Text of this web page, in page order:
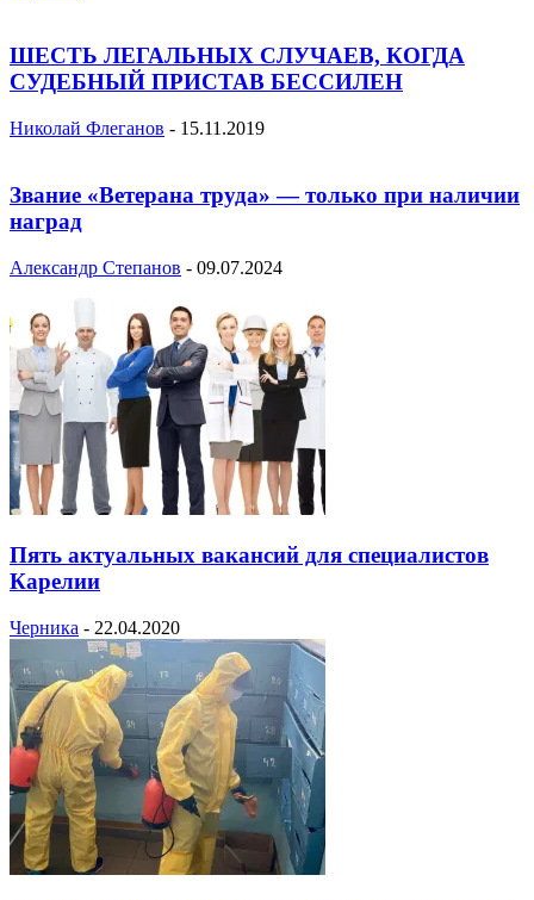
ШЕСТЬ ЛЕГАЛЬНЫХ СЛУЧАЕВ, КОГДА
СУДЕБНЫЙ ПРИСТАВ БЕССИЛЕН
Николай Флеганов - 15.11.2019
Звание «Ветерана труда» — только при наличии
наград
Александр Степанов - 09.07.2024
Пять актуальных вакансий для специалистов
Карелии
Черника - 22.04.2020